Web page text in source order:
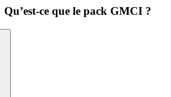
Qu’est-ce que le pack GMCI ?